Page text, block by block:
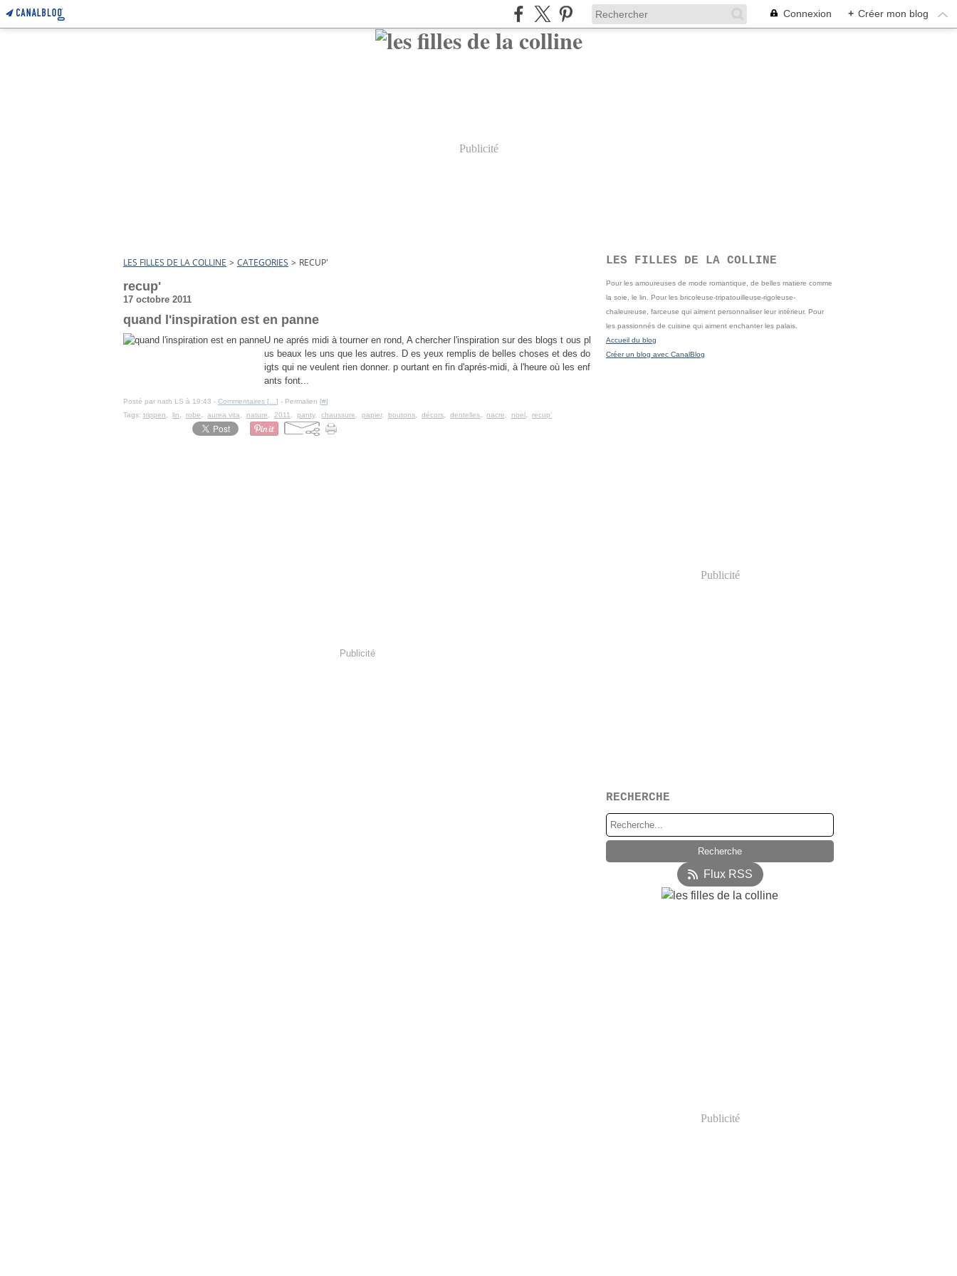
Connexion + Créer mon blog
Publicité
LES FILLES DE LA COLLINE > CATEGORIES > RECUP'
recup'
17 octobre 2011
quand l'inspiration est en panne
U ne aprés midi à tourner en rond, A chercher l'inspiration sur des blogs t ous pl
us beaux les uns que les autres. D es yeux remplis de belles choses et des do
igts qui ne veulent rien donner. p ourtant en fin d'aprés-midi, à l'heure où les enf
ants font...
Posté par nath LS à 19:43 - Commentaires [ ] - Permalien [#]
Tags: trippen lin robe aurea vita nature 2011 panty, chaussure papier, boutons décors dentelles nacre noel recup'
Publicité
LES FILLES DE LA COLLINE
Pour les amoureuses de mode romantique, de belles matiere comme
la soie, le lin. Pour les bricoleuse-tripatouilleuse-rigoleuse-
chaleureuse, farceuse qui aiment personnaliser leur intérieur. Pour
les passionnés de cuisine qui aiment enchanter les palais.
Accueil du blog
Créer un blog avec CanalBlog
Publicité
RECHERCHE
Flux RSS
Publicité